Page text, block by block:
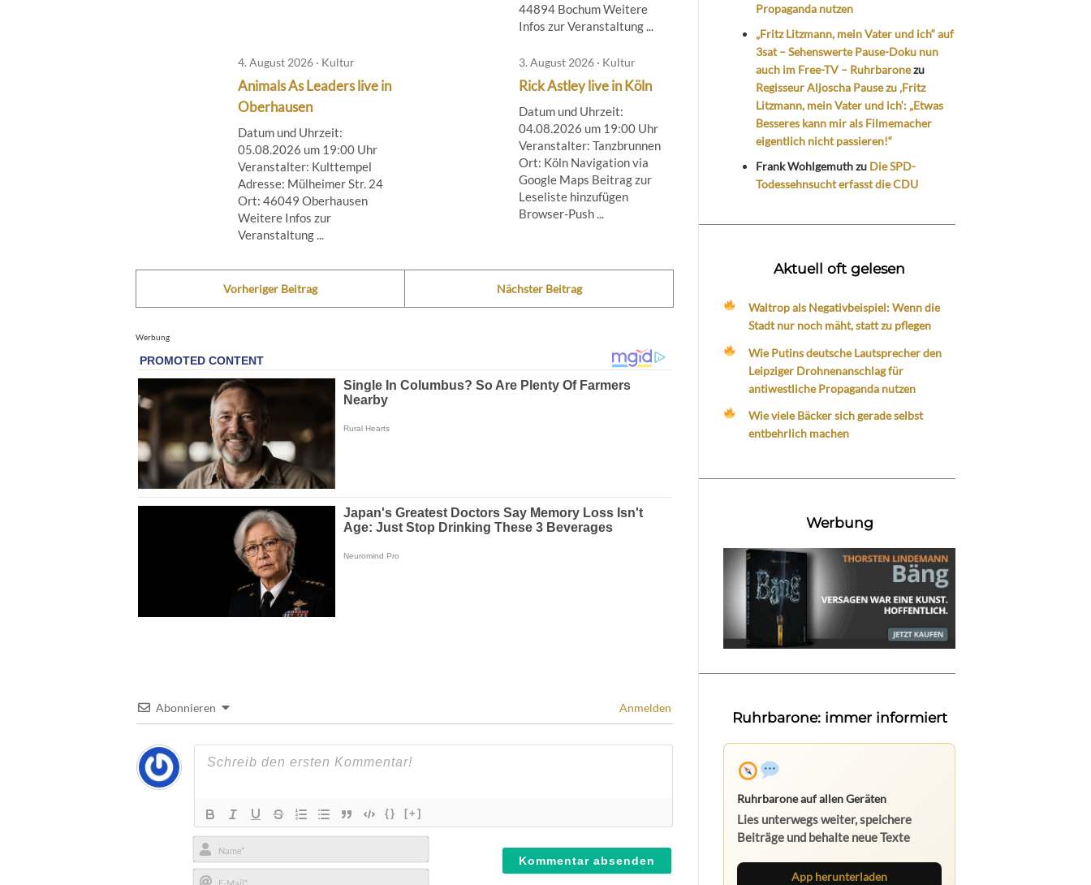
44894 Bochum Weitere
Infos zur Veranstaltung ...
4. August 2026 · Kultur
Animals As Leaders live in
Oberhausen
Datum und Uhrzeit:
05.08.2026 um 19:00 Uhr
Veranstalter: Kulttempel
Adresse: Mülheimer Str. 24
Ort: 46049 Oberhausen
Weitere Infos zur
Veranstaltung ...
3. August 2026 · Kultur
Rick Astley live in Köln
Datum und Uhrzeit:
04.08.2026 um 19:00 Uhr
Veranstalter: Tanzbrunnen
Ort: Köln Navigation via
Google Maps Beitrag zur
Leseliste hinzufügen
Browser-Push ...
Vorheriger Beitrag Nächster Beitrag
Werbung
Abonnieren Anmelden
{} [+]
Name*
Propaganda nutzen
„Fritz Litzmann, mein Vater und ich“ auf
3sat – Sehenswerte Pause-Doku nun
auch im Free-TV – Ruhrbaronezu
Regisseur Aljoscha Pause zu ‚Fritz
Litzmann, mein Vater und ich‘: „Etwas
Besseres kann mir als Filmemacher
eigentlich nicht passieren!“
Frank Wohlgemuthzu Die SPD-
Todessehnsucht erfasst die CDU
Aktuell oft gelesen
Waltrop als Negativbeispiel: Wenn die
Stadt nur noch mäht, statt zu pflegen
Wie Putins deutsche Lautsprecher den
Leipziger Drohnenanschlag für
antiwestliche Propaganda nutzen
Wie viele Bäcker sich gerade selbst
entbehrlich machen
Werbung
Ruhrbarone: immer informiert
Ruhrbarone auf allen Geräten
Lies unterwegs weiter, speichere
Beiträge und behalte neue Texte
App herunterladen